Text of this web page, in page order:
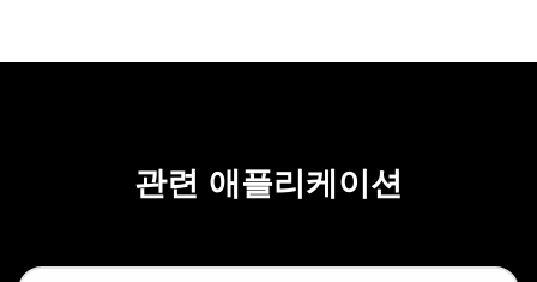
관련 애플리케이션